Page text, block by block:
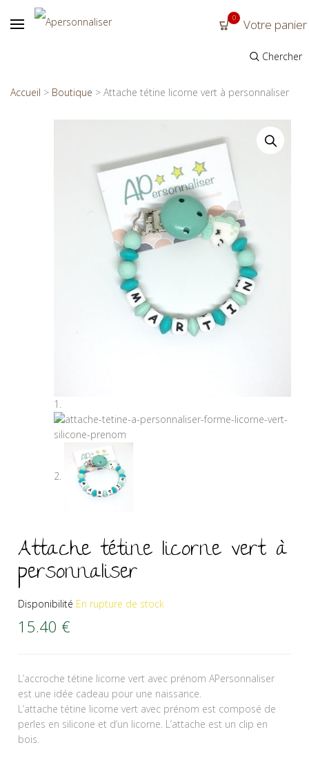
0 Votre panier
Chercher
Accueil > Boutique > Attache tétine licorne vert à personnaliser
Attache tétine licorne vert à
personnaliser
Disponibilité En rupture de stock
15.40 €
L’accroche tétine licorne vert avec prénom APersonnaliser
est une idée cadeau pour une naissance.
L’attache tétine licorne vert avec prénom est composé de
perles en silicone et d’un licorne. L’attache est un clip en
bois.